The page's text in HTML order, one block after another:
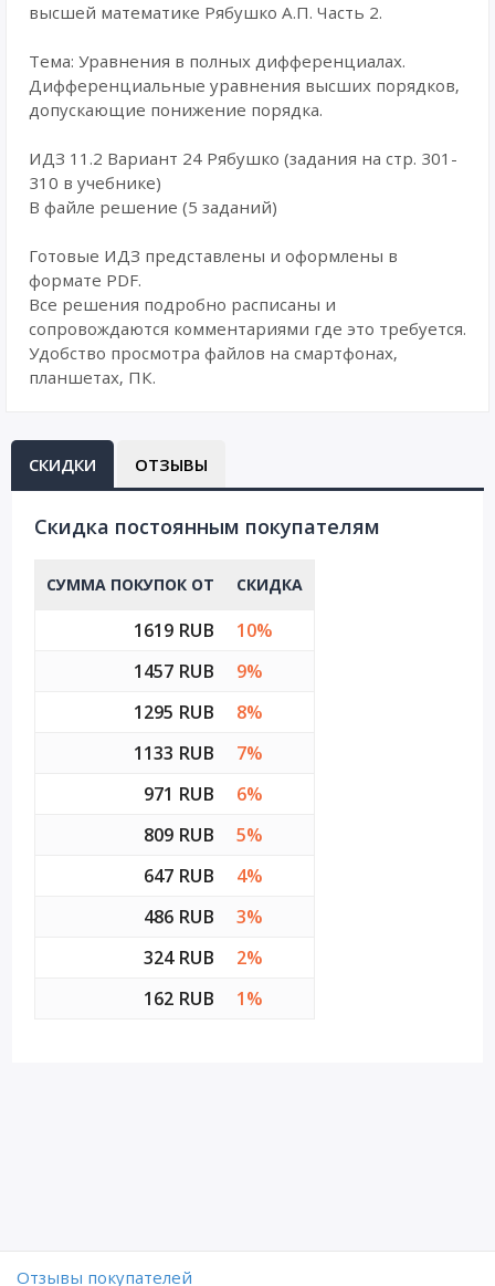
высшей математике Рябушко А.П. Часть 2.
Тема: Уравнения в полных дифференциалах.
Дифференциальные уравнения высших порядков,
допускающие понижение порядка.
ИДЗ 11.2 Вариант 24 Рябушко (задания на стр. 301-
310 в учебнике)
В файле решение (5 заданий)
Готовые ИДЗ представлены и оформлены в
формате PDF.
Все решения подробно расписаны и
сопровождаются комментариями где это требуется.
Удобство просмотра файлов на смартфонах,
планшетах, ПК.
СКИДКИ ОТЗЫВЫ
Cкидка постоянным покупателям
СУММА ПОКУПОК ОТ СКИДКА
1619 RUB
10%
1457 RUB
9%
1295 RUB
8%
1133 RUB
7%
971 RUB
6%
809 RUB
5%
647 RUB
4%
486 RUB
3%
324 RUB
2%
162 RUB
1%
Отзывы покупателей